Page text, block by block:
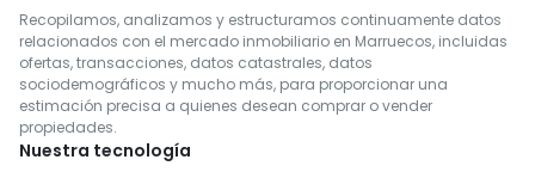
Recopilamos, analizamos y estructuramos continuamente datos
relacionados con el mercado inmobiliario en Marruecos, incluidas
ofertas, transacciones, datos catastrales, datos
sociodemográficos y mucho más, para proporcionar una
estimación precisa a quienes desean comprar o vender
propiedades.
Nuestra tecnología